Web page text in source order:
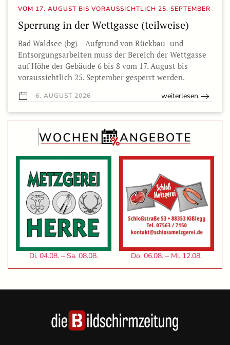
VOM 17. AUGUST BIS VORAUSSICHTLICH 25. SEPTEMBER
Sperrung in der Wettgasse (teilweise)
Bad Waldsee (bg) – Aufgrund von Rückbau- und
Entsorgungsarbeiten muss der Bereich der Wettgasse
auf Höhe der Gebäude 6 bis 8 vom 17. August bis
voraussichtlich 25. September gesperrt werden.
6. AUGUST 2026 weiterlesen
Di. 04.08. – Sa. 08.08. Do. 06.08. – Mi. 12.08.